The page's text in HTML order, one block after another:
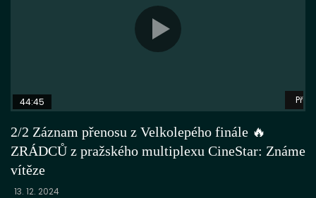
44:45
2/2 Záznam přenosu z Velkolepého finále 🔥
ZRÁDCŮ z pražského multiplexu CineStar: Známe
vítěze
13. 12. 2024